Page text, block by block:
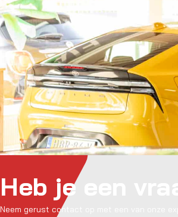
Heb je een
Neem gerust contact op met een van onze